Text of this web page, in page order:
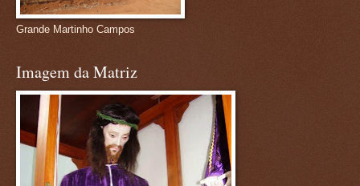
Grande Martinho Campos
Imagem da Matriz